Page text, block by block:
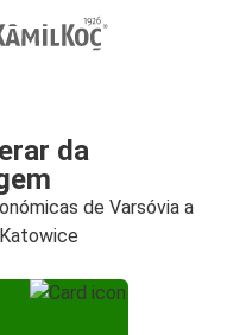
da
de Varsóvia a